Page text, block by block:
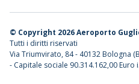
© Copyright 2026 Aeroporto
Tutti i diritti riservati
Via Triumvirato, 84 - 40132 Bologna
- Capitale sociale 90.314.162,00 Euro